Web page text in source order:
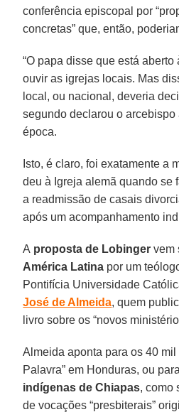
conferência episcopal por
concretas” que, então,
“O papa disse que está
ouvir as igrejas locais. Mas
local, ou nacional, deveria
segundo declarou o
época.
Isto, é claro, foi exatamente a
deu à Igreja alemã quando se
a readmissão de casais
após um acompanhamento
A proposta de Lobinger vem
América Latina por um
Pontifícia Universidade
José de Almeida, quem
livro sobre os “novos
Almeida aponta para os 40 mil
Palavra” em Honduras, ou
indígenas de Chiapas, como
de vocações “presbiterais”